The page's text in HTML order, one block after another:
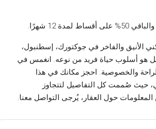
الأنيق والفاخر في جوكتورك، إسطنبول،
هو أسلوب حياة فريد من نوعه. انغمس في
والخصوصية. احجز مكانك في هذا
حيث صُممت كل التفاصيل لتتجاوز
حول العقار، يُرجى التواصل معنا.